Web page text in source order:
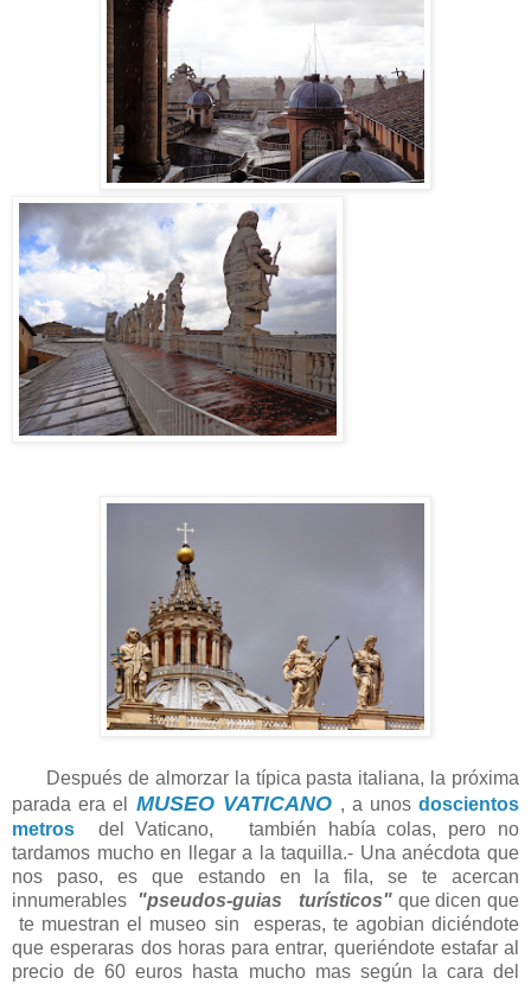
Después de almorzar la típica pasta italiana, la próxima
parada era el
MUSEO VATICANO , a unos doscientos
metros
del Vaticano,
también había colas, pero no
tardamos mucho en llegar a la taquilla.- Una anécdota que
nos paso, es que estando en la fila, se te acercan
innumerables "pseudos-guias turísticos" que dicen que
te muestran el museo sin esperas, te agobian diciéndote
que esperaras dos horas para entrar, queriéndote estafar al
precio de 60 euros hasta mucho mas según la cara del